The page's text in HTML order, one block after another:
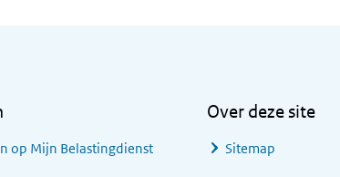
op Mijn Belastingdienst
Over deze site
Sitemap